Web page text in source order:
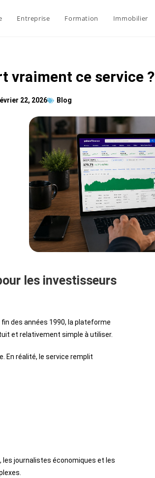
Entreprise Formation Immobilier
vraiment ce service ?
22, 2026 Blog
les investisseurs
des années 1990, la plateforme
et relativement simple à utiliser.
En réalité, le service remplit
journalistes économiques et les